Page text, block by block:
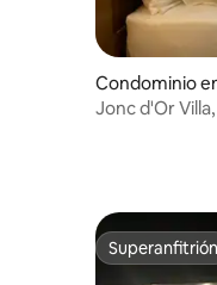
Condominio
Jonc d'Or
Superanfitrión
Superanfitrión